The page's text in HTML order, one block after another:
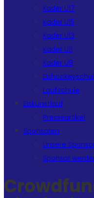
Kader U17
Kader U15
Kader U13
Kader U11
Kader U9
Laufschule
Eiskunstlauf
Presseartikel
Sponsoren
Unsere
Sponsor